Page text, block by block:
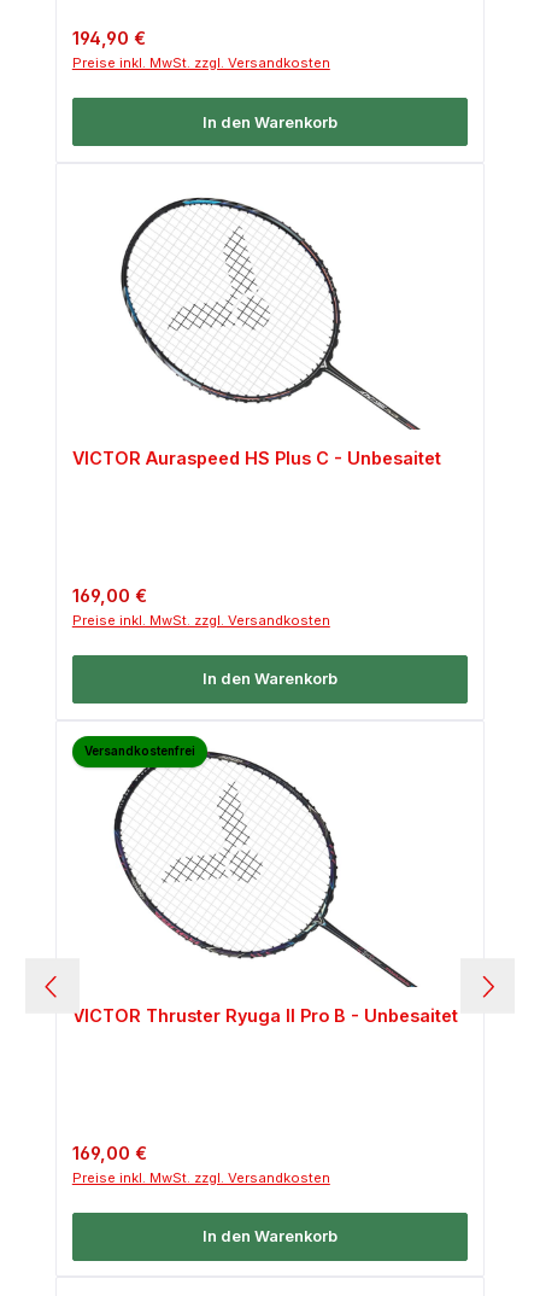
Regulärer Preis:
194,90 €
Preise inkl. MwSt. zzgl. Versandkosten
In den Warenkorb
VICTOR Auraspeed HS Plus C - Unbesaitet
Regulärer Preis:
169,00 €
Preise inkl. MwSt. zzgl. Versandkosten
In den Warenkorb
Versandkostenfrei
VICTOR Thruster Ryuga II Pro B - Unbesaitet
Regulärer Preis:
169,00 €
Preise inkl. MwSt. zzgl. Versandkosten
In den Warenkorb